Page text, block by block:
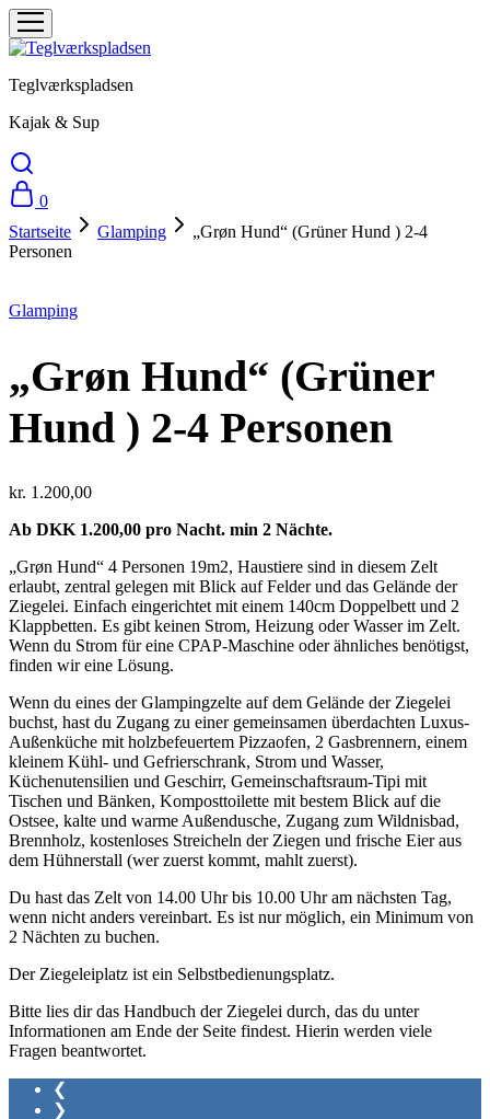
Teglværkspladsen
Kajak & Sup
0
Startseite
Glamping
„Grøn Hund“ (Grüner Hund ) 2-4
Personen
Glamping
„Grøn Hund“ (Grüner
Hund ) 2-4 Personen
kr. 1.200,00
Ab DKK 1.200,00 pro Nacht. min 2 Nächte.
„Grøn Hund“ 4 Personen 19m2, Haustiere sind in diesem Zelt
erlaubt, zentral gelegen mit Blick auf Felder und das Gelände der
Ziegelei. Einfach eingerichtet mit einem 140cm Doppelbett und 2
Klappbetten. Es gibt keinen Strom, Heizung oder Wasser im Zelt.
Wenn du Strom für eine CPAP-Maschine oder ähnliches benötigst,
finden wir eine Lösung.
Wenn du eines der Glampingzelte auf dem Gelände der Ziegelei
buchst, hast du Zugang zu einer gemeinsamen überdachten Luxus-
Außenküche mit holzbefeuertem Pizzaofen, 2 Gasbrennern, einem
kleinem Kühl- und Gefrierschrank, Strom und Wasser,
Küchenutensilien und Geschirr, Gemeinschaftsraum-Tipi mit
Tischen und Bänken, Komposttoilette mit bestem Blick auf die
Ostsee, kalte und warme Außendusche, Zugang zum Wildnisbad,
Brennholz, kostenloses Streicheln der Ziegen und frische Eier aus
dem Hühnerstall (wer zuerst kommt, mahlt zuerst).
Du hast das Zelt von 14.00 Uhr bis 10.00 Uhr am nächsten Tag,
wenn nicht anders vereinbart. Es ist nur möglich, ein Minimum von
2 Nächten zu buchen.
Der Ziegeleiplatz ist ein Selbstbedienungsplatz.
Bitte lies dir das Handbuch der Ziegelei durch, das du unter
Informationen am Ende der Seite findest. Hierin werden viele
Fragen beantwortet.
❮
❯